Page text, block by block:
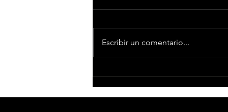
Escribir un comentario...